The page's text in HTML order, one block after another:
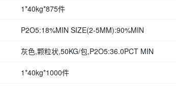
1*40kg*875件
P2O5:18%MIN SIZE(2-5MM):90%MIN
灰色,颗粒状,50KG/包,P2O5:36.0PCT MIN
1*40kg*1000件